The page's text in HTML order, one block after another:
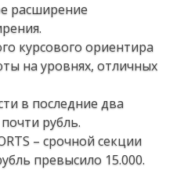
расширение
курсового ориентира
на уровнях, отличных
в последние два
рубль.
– срочной секции
превысило 15.000.